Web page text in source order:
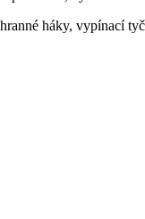
háky, vypínací